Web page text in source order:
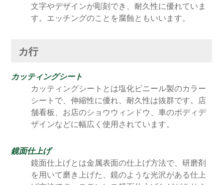
文字やデザインが彫刻でき、耐久性に優れていま
す。エッチングのことを腐蝕ともいいます。
カ行
カッティングシート
カッティングシートとは塩化ビニール製のカラー
シートで、伸縮性に優れ、耐久性は抜群です。店
舗看板、お店のショウウィンドウ、車のボディデ
ザインなどに幅広く使用されています。
鏡面仕上げ
鏡面仕上げとは金属表面の仕上げ方法で、研磨剤
を用いて磨き上げた、鏡のような光沢がある仕上